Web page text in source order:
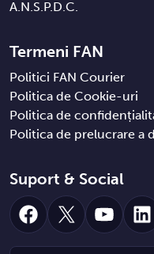
Termeni FAN
Politici FAN Courier
Politica de Cookie-uri
Politica de
Politica de prelucrare a
A.N.S.P.D.C.
Suport & Social
Facebook
X